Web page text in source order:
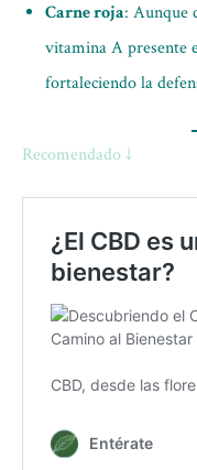
Carne roja: Aunque
vitamina A presente
fortaleciendo la
Recomendado ↓